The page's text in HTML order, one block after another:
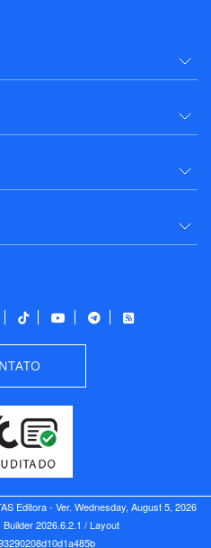
Editora - Ver. Wednesday, August 5, 2026
2026.6.2.1 / Layout